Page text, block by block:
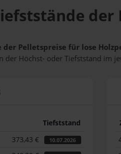
Pelletspreise für lose
der Höchst- oder Tiefststand im
Tiefststand
373,43 € 10.07.2026